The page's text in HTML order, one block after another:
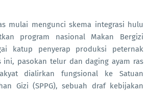
mulai mengunci skema integrasi hulu
program nasional Makan Bergizi
katup penyerap produksi peternak
ini, pasokan telur dan daging ayam ras
dialirkan fungsional ke Satuan
Gizi (SPPG), sebuah draf kebijakan